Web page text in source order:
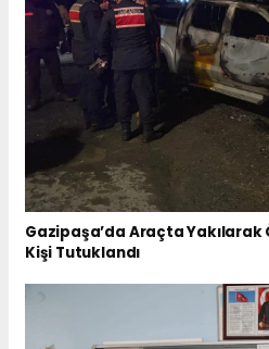
Gazipaşa’da Araçta Yakılarak
Kişi Tutuklandı